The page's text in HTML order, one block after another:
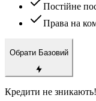
Постійне
Права на
Обрати Базовий
Кредити не зникають!